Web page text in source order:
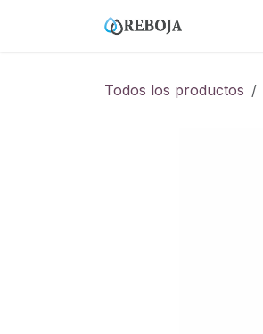
Todos los productos